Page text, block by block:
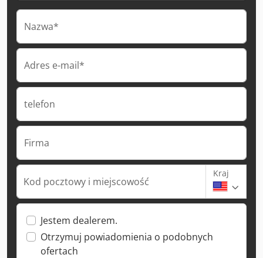
Nazwa*
Adres e-mail*
telefon
Firma
Kod pocztowy i miejscowość
Kraj
Jestem dealerem.
Otrzymuj powiadomienia o podobnych
ofertach